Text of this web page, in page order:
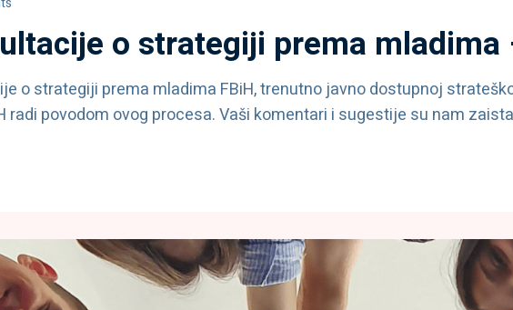
o strategiji prema
o strategiji prema mladima FBiH, trenutno javno dostupnoj
radi povodom ovog procesa. Vaši komentari i sugestije su nam